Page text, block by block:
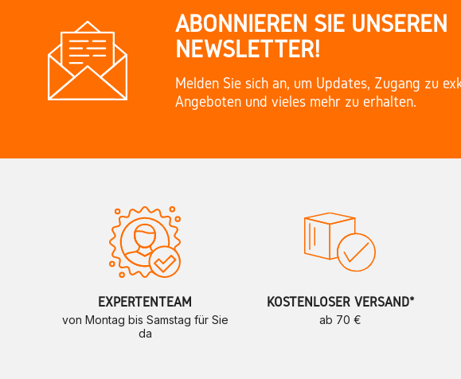
ABONNIEREN SIE UNSEREN
NEWSLETTER!
Melden Sie sich an, um Updates, Zugang zu
Angeboten und vieles mehr zu erhalten.
EXPERTENTEAM
von Montag bis Samstag für Sie
da
KOSTENLOSER VERSAND*
ab 70 €